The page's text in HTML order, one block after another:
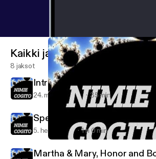
Nimie Cogito
Kaikki jaksot
8 jaksot
Introduction to Disiring God
24. marras 2020 35 min
Speaking the Truth in Love
5. helmi 2020 1 h 0 min
Martha & Mary, Honor and